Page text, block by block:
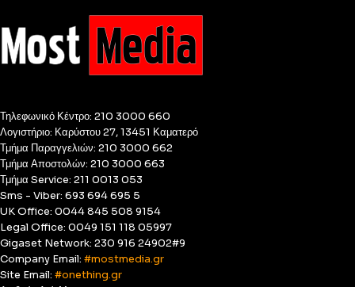
Τηλεφωνικό Κέντρο: 210 3000 660
Λογιστήριο: Καρύστου 27, 13451 Καματερό
Τμήμα Παραγγελιών: 210 3000 662
Τμήμα Αποστολών: 210 3000 663
Τμήμα Service: 211 0013 053
Sms - Viber: 693 694 695 5
UK Office: 0044 845 508 9154
Legal Office: 0049 151 118 05997
Gigaset Network: 230 916 24902#9
Company Email: #mostmedia.gr
Site Email: #onething.gr